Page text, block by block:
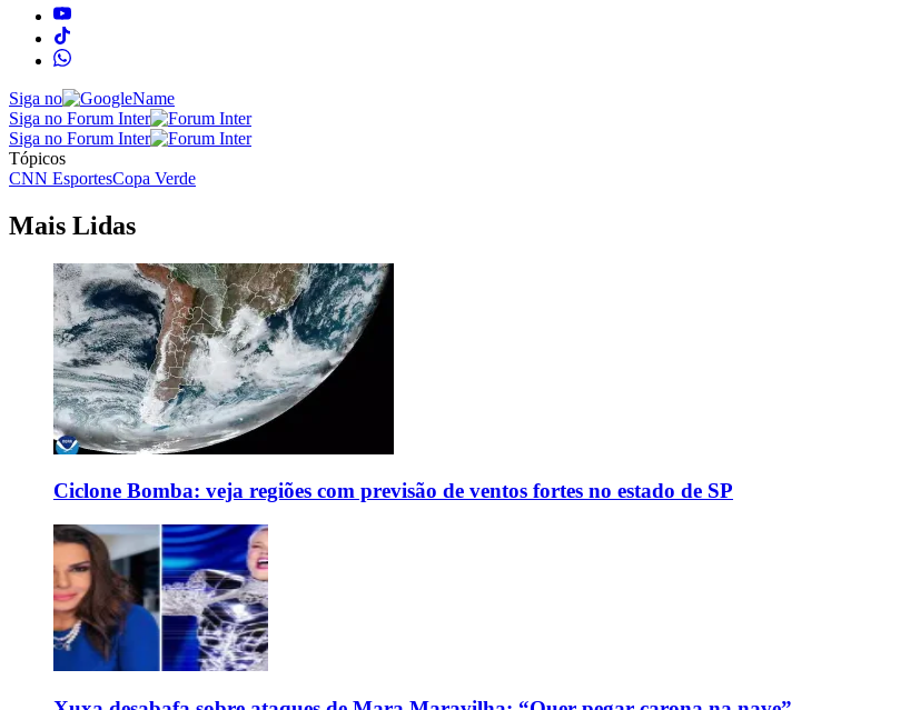
Siga no
Siga no Forum Inter
Siga no Forum Inter
Tópicos
CNN EsportesCopa Verde
Mais Lidas
Ciclone Bomba: veja regiões com previsão de ventos fortes no estado de SP